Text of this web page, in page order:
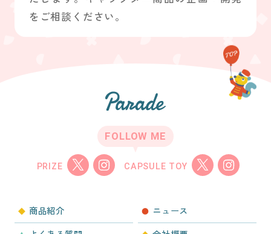
をご相談ください。
FOLLOW ME
PRIZE CAPSULE TOY
商品紹介 ニュース